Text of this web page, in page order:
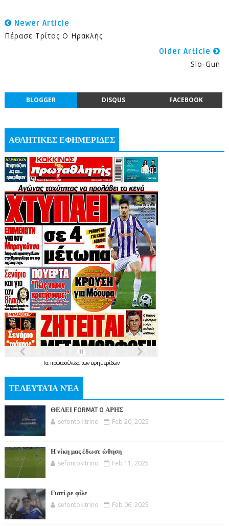
Newer Article
Πέρασε Τρίτος Ο Ηρακλής
Older Article
Slo-Gun
BLOGGER DISQUS FACEBOOK
ΑΘΛΗΤΙΚΕΣ ΕΦΗΜΕΡΙΔΕΣ
Τα πρωτοσέλιδατων εφημερίδων
ΤΕΛΕΥΤΑΊΑ ΝΈΑ
ΘΕΛΕΙ FORMAT O ΑΡΗΣ
sefontokitrino Feb 20, 2025
Η νίκη μας έδωσε ώθηση
sefontokitrino Feb 11, 2025
Γιατί ρε φίλε
sefontokitrino Feb 06, 2025